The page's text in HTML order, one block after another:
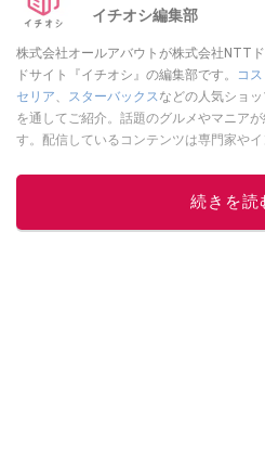
イチオシ編集部
株式会社オールアバウトが株式会社NTT
ドサイト『イチオシ』の編集部です。
コ
セリア、 スターバックスなどの人気ショ
を通してご紹介。話題のグルメやマニア
す。配信しているコンテンツは専門家や
ニュースでフォロー
続きを読